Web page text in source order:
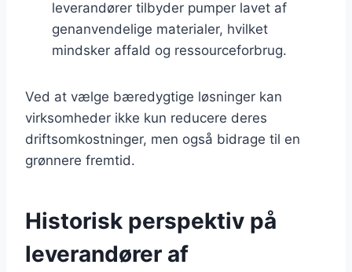
leverandører tilbyder pumper lavet af
genanvendelige materialer, hvilket
mindsker affald og ressourceforbrug.
Ved at vælge bæredygtige løsninger kan
virksomheder ikke kun reducere deres
driftsomkostninger, men også bidrage til en
grønnere fremtid.
Historisk perspektiv på
leverandører af